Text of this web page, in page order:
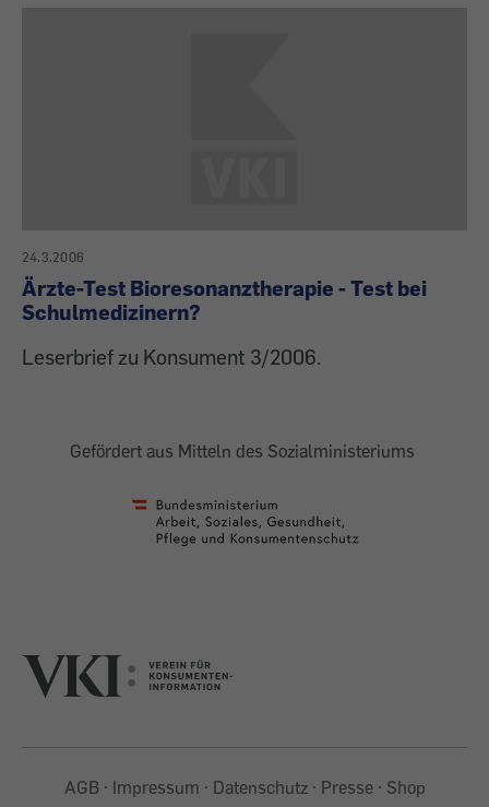
24.3.2006
Ärzte-Test Bioresonanztherapie - Test bei
Schulmedizinern?
Leserbrief zu Konsument 3/2006.
Gefördert aus Mitteln des Sozialministeriums
AGB Impressum Datenschutz Presse
Shop